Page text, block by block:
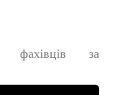
фахівців за